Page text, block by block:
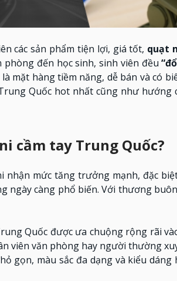
các sản phẩm tiện lợi, giá tốt, quạt
đến học sinh, sinh viên đều
mặt hàng tiềm năng, dễ bán và có
Quốc hot nhất cũng như hướng
cầm tay Trung Quốc?
mức tăng trưởng mạnh, đặc
ngày càng phổ biến. Với thương
Quốc được ưa chuộng rộng rãi
viên văn phòng hay người thường
gọn, màu sắc đa dạng và kiểu